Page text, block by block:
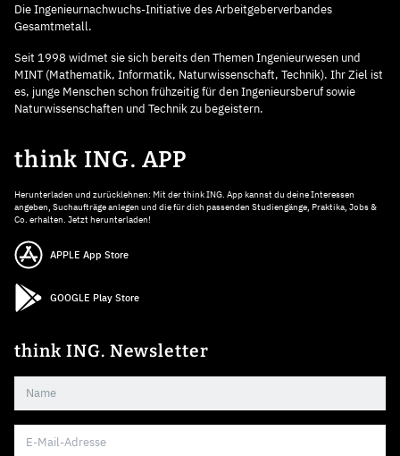
Die Ingenieurnachwuchs-Initiative des Arbeitgeberverbandes
Gesamtmetall.
Seit 1998 widmet sie sich bereits den Themen Ingenieurwesen und
MINT (Mathematik, Informatik, Naturwissenschaft, Technik). Ihr Ziel ist
es, junge Menschen schon frühzeitig für den Ingenieursberuf sowie
Naturwissenschaften und Technik zu begeistern.
think ING. APP
Herunterladen und zurücklehnen: Mit der think ING. App kannst du deine Interessen
angeben, Suchaufträge anlegen und die für dich passenden Studiengänge, Praktika, Jobs &
Co. erhalten. Jetzt herunterladen!
APPLE App Store
GOOGLE Play Store
think ING. Newsletter